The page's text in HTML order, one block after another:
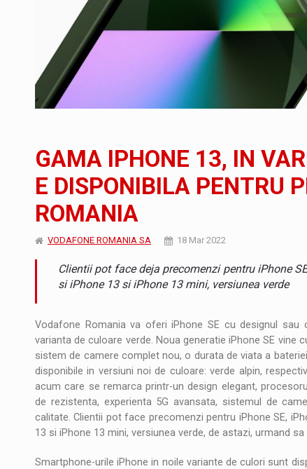
INTERVIURI COFFEE IS OUR LOVE LANGUAGE
STIRI Hard Enduro Piatra Craiului 2026, fueled
STIRI Fondul de investitii BoldMind si echipa
STIRI RANGE ROVER DEZVALUIE AL CINCILEA
STIRI JAECOO 5 SHS-H a ajuns in Romania
ARTICOLE Proteinmaxxing and the Future of Protein
GAMA IPHONE 13, IN
E DISPONIBILA PENTRU
ROMANIA
VODAFONE ROMANIA SA 18 Mar 2022
Clientii pot face deja precomenzi pentru iPhone
si iPhone 13 si iPhone 13 mini, versiunea verde
Vodafone Romania va oferi iPhone SE cu designul
varianta de culoare verde. Noua generatie iPhone SE vine
sistem de camere complet nou, o durata de viata a
disponibile in versiuni noi de culoare: verde alpin,
acum care se remarca printr-un design elegant,
de rezistenta, experienta 5G avansata, sistemul de
calitate. Clientii pot face precomenzi pentru iPhone SE,
13 si iPhone 13 mini, versiunea verde, de astazi, urmand
Smartphone-urile iPhone in noile variante de culori sunt